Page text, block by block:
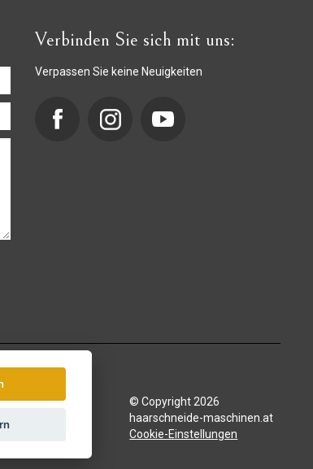
Verbinden Sie sich mit uns:
Verpassen Sie keine Neuigkeiten
© Copyright 2026
haarschneide-maschinen.at
Cookie-Einstellungen